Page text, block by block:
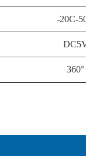
-20C-
360°